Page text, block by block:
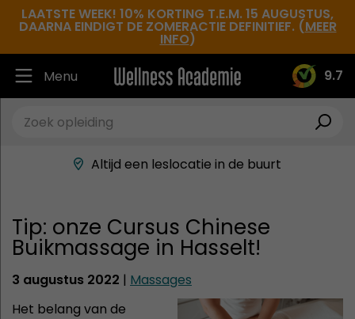
LAATSTE WEEK! 10% KORTING T.E.M. 15 AUGUSTUS,
DAARNA EINDIGT DE ZOMERACTIE DEFINITIEF. (MEER
INFO)
9.7
Menu
Ruim 30.000 tevreden studenten
Beste docenten in de branche
Altijd een leslocatie in de buurt
Tip: onze Cursus Chinese
Buikmassage in Hasselt!
3 augustus 2022 | Massages
Het belang van de